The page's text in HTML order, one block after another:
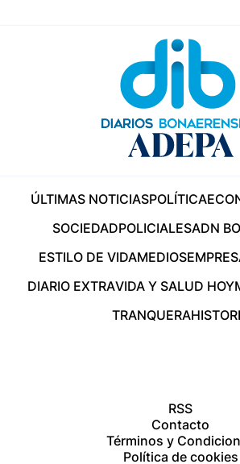
ÚLTIMAS NOTICIASPOLÍTICA
SOCIEDADPOLICIALESADN
ESTILO DE VIDAMEDIOS
DIARIO EXTRAVIDA Y SALUD HOY
TRANQUERA
RSS
Contacto
Términos y
Política de cookies